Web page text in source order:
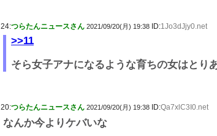
24:つらたんニュースさん 2021/09/20(月) 19:38 ID:1Jo3dJjy0.net
>>11
そら女子アナになるような育ちの女はとり
20:つらたんニュースさん 2021/09/20(月) 19:38 ID:Qa7xlC3I0.net
なんか今よりケバいな